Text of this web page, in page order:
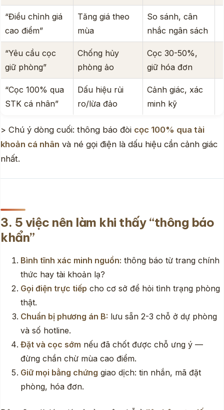
“Điều chỉnh giá
cao điểm”
Tăng giá theo
mùa
So sánh, cân
nhắc ngân sách
“Yêu cầu cọc
giữ phòng”
Chống hủy
phòng ảo
Cọc 30-50%,
giữ hóa đơn
“Cọc 100% qua
STK cá nhân”
Dấu hiệu rủi
ro/lừa đảo
Cảnh giác, xác
minh kỹ
> Chú ý dòng cuối: thông báo đòi cọc 100% qua tài
khoản cá nhân và né gọi điện là dấu hiệu cần cảnh giác
nhất.
3. 5 việc nên làm khi thấy “thông báo
khẩn”
Bình tĩnh xác minh nguồn: thông báo từ trang chính
thức hay tài khoản lạ?
Gọi điện trực tiếp cho cơ sở để hỏi tình trạng phòng
thật.
Chuẩn bị phương án B: lưu sẵn 2-3 chỗ ở dự phòng
và số hotline.
Đặt và cọc sớm nếu đã chốt được chỗ ưng ý —
đừng chần chừ mùa cao điểm.
Giữ mọi bằng chứng giao dịch: tin nhắn, mã đặt
phòng, hóa đơn.